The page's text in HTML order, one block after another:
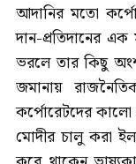
আদানির মতো
দান-প্রতিদানের
ভরলে তার কিছু
জমানায়
কর্পোরেটদের
মোদীর চালু করা